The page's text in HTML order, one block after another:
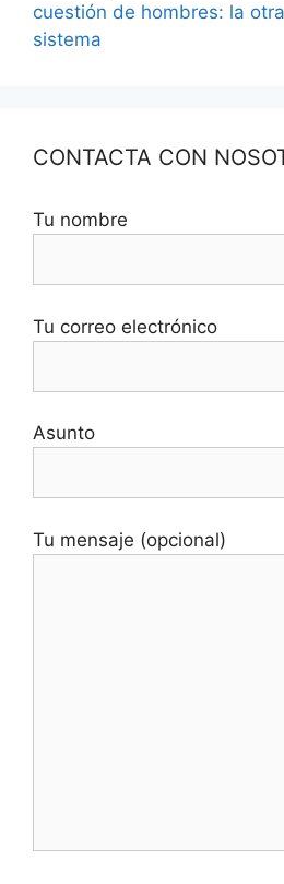
cuestión de hombres: la
sistema
CONTACTA CON
Tu nombre
Tu correo electrónico
Asunto
Tu mensaje (opcional)